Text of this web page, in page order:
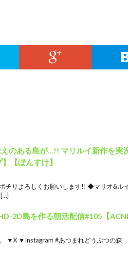
のある島が…!! マリルイ新作を実
【ぽんすけ】
チりよろしくお願いします!! ◆マリオ&ル
2D島を作る朝活配信#105【
。 ▼X ▼Instagram #あつまれどうぶつの